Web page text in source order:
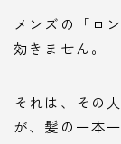
メンズの「ロ
効きません。
それは、その
が、髪の一本